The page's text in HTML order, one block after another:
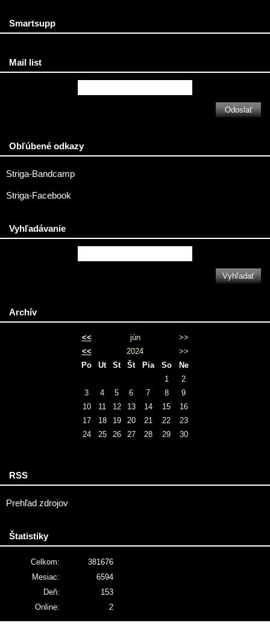
Smartsupp
Mail list
Obľúbené odkazy
Striga-Bandcamp
Striga-Facebook
Vyhľadávanie
Archív
<< jún
>>
<<
2024
>>
Po
Ut St Št Pia So
Ne
1
2
3
4 5 6 7 8
9
10
11 12 13 14 15
16
17
18 19 20 21 22
23
24
25 26 27 28 29 30
RSS
Prehľad zdrojov
Štatistiky
Online: 2
Celkom:
381676
Mesiac:
6594
Deň:
153